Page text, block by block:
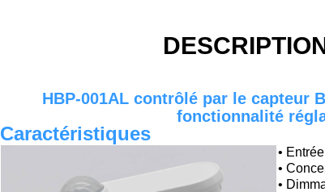
HBP-001AL contrôlé par le capteur
fonctionnalité
Caractéristiques
•
•
•